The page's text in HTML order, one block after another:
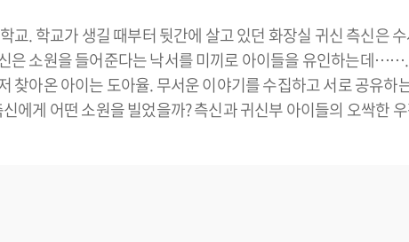
교. 학교가 생길 때부터 뒷간에 살고 있던 화장실 귀신 측신은
은 소원을 들어준다는 낙서를 미끼로 아이들을 유인하는데…….
찾아온 아이는 도아율. 무서운 이야기를 수집하고 서로 공유
에게 어떤 소원을 빌었을까? 측신과 귀신부 아이들의 오싹한